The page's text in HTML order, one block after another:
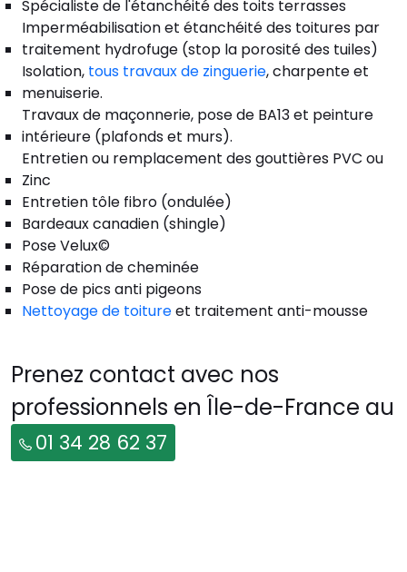
Spécialiste de l'étanchéité des toits terrasses
Imperméabilisation et étanchéité des toitures par
traitement hydrofuge (stop la porosité des tuiles)
Isolation, tous travaux de zinguerie, charpente et
menuiserie.
Travaux de maçonnerie, pose de BA13 et peinture
intérieure (plafonds et murs).
Entretien ou remplacement des gouttières PVC ou
Zinc
Entretien tôle fibro (ondulée)
Bardeaux canadien (shingle)
Pose Velux©
Réparation de cheminée
Pose de pics anti pigeons
Nettoyage de toitureet traitement anti-mousse
Prenez contact avec nos
professionnels en Île-de-France au
01 34 28 62 37